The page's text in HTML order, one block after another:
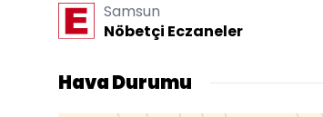
Samsun
Nöbetçi Eczaneler
Hava Durumu